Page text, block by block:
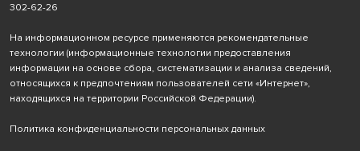
302-62-26
На информационном ресурсе применяются рекомендательные
технологии (информационные технологии предоставления
информации на основе сбора, систематизации и анализа сведений,
относящихся к предпочтениям пользователей сети «Интернет»,
находящихся на территории Российской Федерации).
Политика конфиденциальности персональных данных